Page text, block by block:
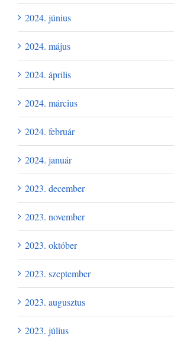
2024. június
2024. május
2024. április
2024. március
2024. február
2024. január
2023. december
2023. november
2023. október
2023. szeptember
2023. augusztus
2023. július